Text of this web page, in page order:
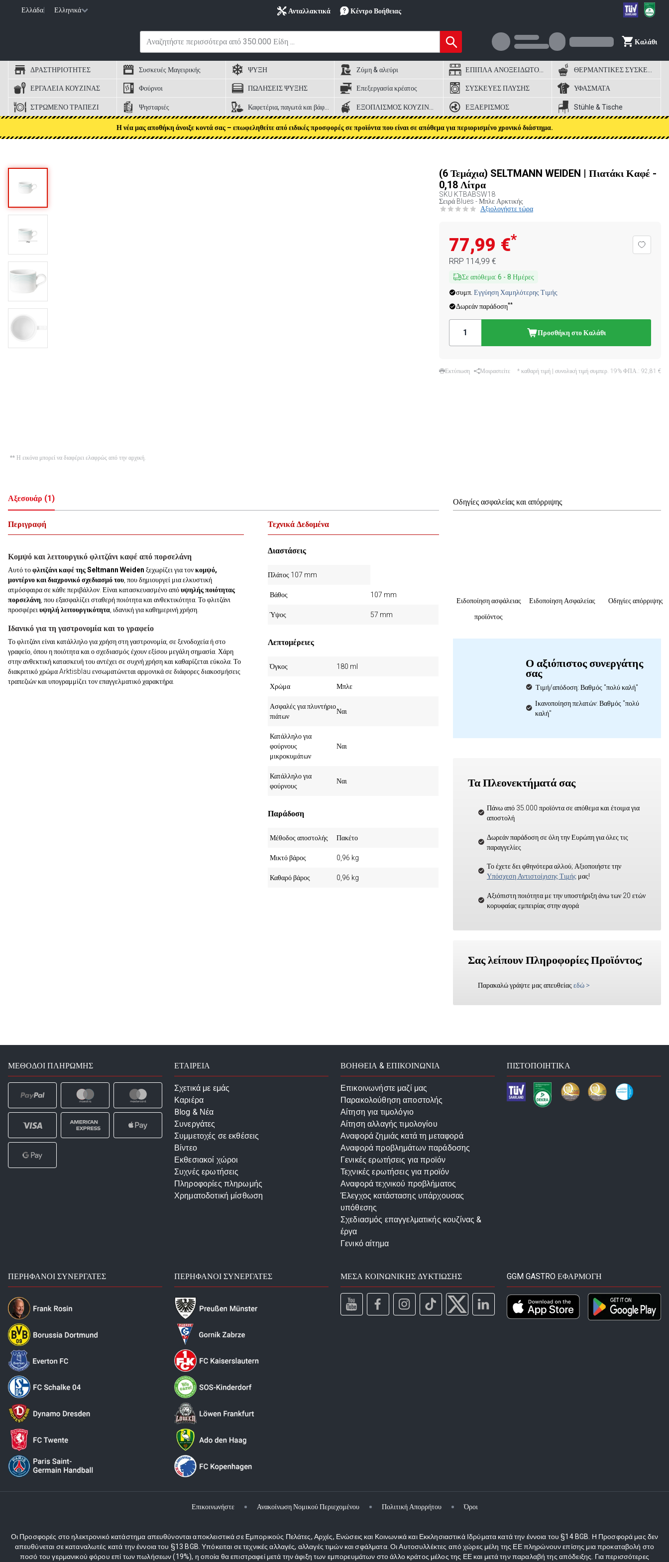
Ελλάδα Ελληνικά Ανταλλακτικά Κέντρο Βοήθειας
Καλάθι
ΔΡΑΣΤΗΡΙΟΤΗΤΕΣ Συσκευές Μαγειρικής ΨΥΞΗ Ζύμη & αλεύρι ΕΠΙΠΛΑ ΑΝΟΞΕΙΔΩΤΟΣ ΧΑΛΥΒΑΣ
ΕΡΓΑΛΕΙΑ ΚΟΥΖΙΝΑΣ Φούρνοι ΠΩΛΗΣΕΙΣ ΨΥΞΗΣ Επεξεργασία κρέατος ΣΥΣΚΕΥΕΣ ΠΛΥΣΗΣ ΥΦΑΣΜΑΤΑ
ΣΤΡΩΜΕΝΟ ΤΡΑΠΕΖΙ Ψησταριές Καφετέρια, παγωτά και βάφλες ΕΞΑΕΡΙΣΜΟΣ Stühle & Tische
Η νέα μας αποθήκη άνοιξε κοντά σας – επωφεληθείτε από ειδικές προσφορές σε προϊόντα που είναι σε απόθεμα για περιορισμένο χρονικό διάστημα.
** Η εικόνα μπορεί να διαφέρει ελαφρώς από την αρχική.
(6 Τεμάχια) SELTMANN WEIDEN | Πιατάκι Καφέ -
0,18 Λίτρα
SKU KTBABSW18
Σειρά Blues - Μπλε Αρκτικής
Αξιολογήστε τώρα
77,99 €*
RRP 114,99 €
Σε απόθεμα: 6 - 8 Ημέρες
συμπ. Εγγύηση Χαμηλότερης Τιμής
Δωρεάν παράδοση**
Προσθήκη στο Καλάθι
Εκτύπωση Μοιραστείτε * καθαρή τιμή | συνολική τιμή συμπερ. 19% ΦΠΑ.: 92,81 €
Αξεσουάρ (1)
Περιγραφή
Κομψό και λειτουργικό φλιτζάνι καφέ από πορσελάνη
Αυτό τοφλιτζάνι καφέ της Seltmann Weiden ξεχωρίζει για τονκομψό,
μοντέρνο και διαχρονικό σχεδιασμό του , που δημιουργεί μια ελκυστική
ατμόσφαιρα σε κάθε περιβάλλον. Είναι κατασκευασμένο απόυψηλής ποιότητας
πορσελάνη , που εξασφαλίζει σταθερή ποιότητα και ανθεκτικότητα. Το φλιτζάνι
προσφέρει υψηλή λειτουργικότητα , ιδανική για καθημερινή χρήση.
Ιδανικό για τη γαστρονομία και το γραφείο
Το φλιτζάνι είναι κατάλληλο για χρήση στη γαστρονομία, σε ξενοδοχεία ή στο
γραφείο, όπου η ποιότητα και ο σχεδιασμός έχουν εξίσου μεγάλη σημασία. Χάρη
στην ανθεκτική κατασκευή του αντέχει σε συχνή χρήση και καθαρίζεται εύκολα. Το
διακριτικό χρώμα Arktisblau ενσωματώνεται αρμονικά σε διάφορες διακοσμήσεις
τραπεζιών και υπογραμμίζει τον επαγγελματικό χαρακτήρα.
Τεχνικά Δεδομένα
Διαστάσεις
Πλάτος 107 mm
Βάθος 107 mm
Ύψος 57 mm
Λεπτομέρειες
Όγκος 180 ml
Χρώμα Μπλε
Ασφαλές για πλυντήριο
πιάτων
Ναι
Κατάλληλο για
φούρνους
μικροκυμάτων
Ναι
Κατάλληλο για
φούρνους
Ναι
Παράδοση
Μέθοδος αποστολής Πακέτο
Μικτό βάρος 0,96 kg
Καθαρό βάρος 0,96 kg
Οδηγίες ασφαλείας και απόρριψης
Ειδοποίηση ασφάλειας
προϊόντος
Ειδοποίηση Ασφαλείας Οδηγίες απόρριψης
Ο αξιόπιστος συνεργάτης
σας
Τιμή/απόδοση: Βαθμός "πολύ καλή"
Ικανοποίηση πελατών: Βαθμός "πολύ
καλή"
Τα Πλεονεκτήματά σας
Πάνω από 35.000 προϊόντα σε απόθεμα και έτοιμα για
αποστολή
Δωρεάν παράδοση σε όλη την Ευρώπη για όλες τις
παραγγελίες
Το έχετε δει φθηνότερα αλλού; Αξιοποιήστε την
Υπόσχεση Αντιστοίχισης Τιμής μας!
Αξιόπιστη ποιότητα με την υποστήριξη άνω των 20 ετών
κορυφαίας εμπειρίας στην αγορά
Σας λείπουν Πληροφορίες Προϊόντος;
Παρακαλώ γράψτε μας απευθείας εδώ >
ΜΈΘΟΔΟΙ ΠΛΗΡΩΜΉΣ ΕΤΑΙΡΕΙΑ
Σχετικά με εμάς
Καριέρα
Blog & Νέα
Συνεργάτες
Συμμετοχές σε εκθέσεις
Βίντεο
Εκθεσιακοί χώροι
Συχνές ερωτήσεις
Πληροφορίες πληρωμής
Χρηματοδοτική μίσθωση
ΒΟΗΘΕΙΑ & ΕΠΙΚΟΙΝΩΝΙΑ
Επικοινωνήστε μαζί μας
Παρακολούθηση αποστολής
Αίτηση για τιμολόγιο
Αίτηση αλλαγής τιμολογίου
Αναφορά ζημιάς κατά τη μεταφορά
Αναφορά προβλημάτων παράδοσης
Γενικές ερωτήσεις για προϊόν
Τεχνικές ερωτήσεις για προϊόν
Αναφορά τεχνικού προβλήματος
Έλεγχος κατάστασης υπάρχουσας
υπόθεσης
Σχεδιασμός επαγγελματικής κουζίνας &
έργα
Γενικό αίτημα
ΠΙΣΤΟΠΟΙΗΤΙΚΆ
ΠΕΡΉΦΑΝΟΙ ΣΥΝΕΡΓΆΤΕΣ ΠΕΡΉΦΑΝΟΙ ΣΥΝΕΡΓΆΤΕΣ ΜΈΣΑ ΚΟΙΝΩΝΙΚΉΣ ΔΥΚΤΊΩΣΗΣ GGM GASTRO ΕΦΑΡΜΟΓΉ
Επικοινωνήστε Ανακοίνωση Νομικού Περιεχομένου Πολιτική Απορρήτου Όροι
Οι Προσφορές στο ηλεκτρονικό κατάστημα απευθύνονται αποκλειστικά σε Εμπορικούς Πελάτες, Αρχές, Ενώσεις και Κοινωνικά και Εκκλησιαστικά Ιδρύματα κατά την έννοια του §14 BGB. Η Προσφορά μας δεν
απευθύνεται σε καταναλωτές κατά την έννοια του §13 BGB. Υπόκειται σε τεχνικές αλλαγές, αλλαγές τιμών και σφάλματα. Οι Αυτοσυλλέκτες από χώρες μέλη της ΕΕ πληρώνουν επίσης μια προκαταβολή στο
ποσό του γερμανικού φόρου επί των πωλήσεων (19%), η οποία θα επιστραφεί μετά την άφιξη των εμπορευμάτων στο άλλο κράτος μέλος της ΕΕ και μετά την παραλαβή της απόδειξης. Για περισσότερες